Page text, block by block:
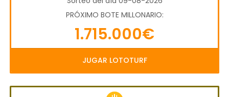
PRÓXIMO BOTE MILLONARIO:
1.715.000€
JUGAR LOTOTURF